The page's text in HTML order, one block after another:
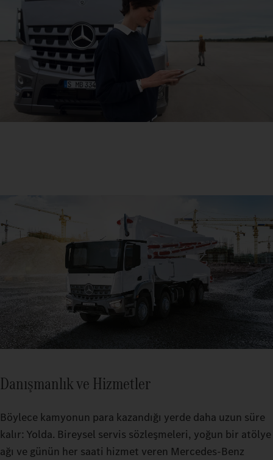
Danışmanlık ve Hizmetler
Böylece kamyonun para kazandığı yerde daha uzun süre
kalır: Yolda. Bireysel servis sözleşmeleri, yoğun bir atölye
ağı ve günün her saati hizmet veren Mercedes-Benz